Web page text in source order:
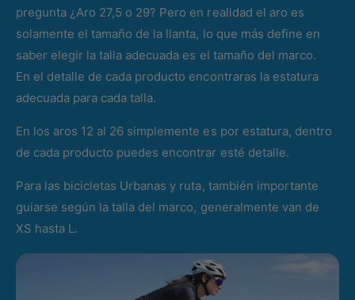
pregunta ¿Aro 27,5 o 29? Pero en realidad el aro es
solamente el tamaño de la llanta, lo que más define en
saber elegir la talla adecuada es el tamaño del marco.
En el detalle de cada producto encontraras la estatura
adecuada para cada talla.
En los aros 12 al 26 simplemente es por estatura, dentro
de cada producto puedes encontrar esté detalle.
Para las bicicletas Urbanas y ruta, también importante
guiarse según la talla del marco, generalmente van de
XS hasta L.